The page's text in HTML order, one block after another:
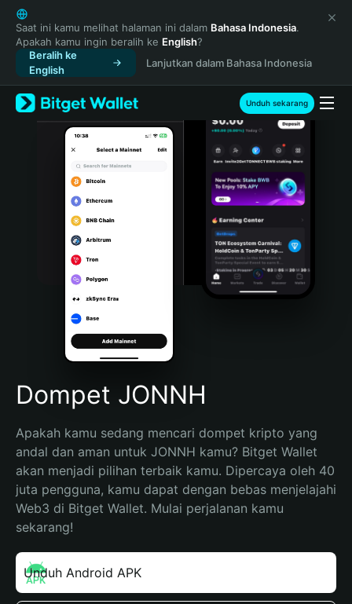
English
日本語
Tiếng Việt
Русский
Español (Latinoamérica)
Türkçe
Italiano
Português (Portugal)
Bahasa Indonesia
Português (Brasil)
Español (Argentina)
Saat ini kamu melihat halaman ini dalam Bahasa Indonesia.
Apakah kamu ingin beralih ke English?
Beralih ke
English
Lanjutkan dalam Bahasa Indonesia
Unduh sekarang
Dompet JONNH
Apakah kamu sedang mencari dompet kripto yang
andal dan aman untuk JONNH kamu? Bitget Wallet
akan menjadi pilihan terbaik kamu. Dipercaya oleh 40
juta pengguna, kamu dapat dengan bebas menjelajahi
Web3 di Bitget Wallet. Mulai perjalanan kamu
sekarang!
Unduh Android APK